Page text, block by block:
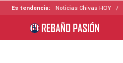
Es tendencia: Noticias Chivas HOY